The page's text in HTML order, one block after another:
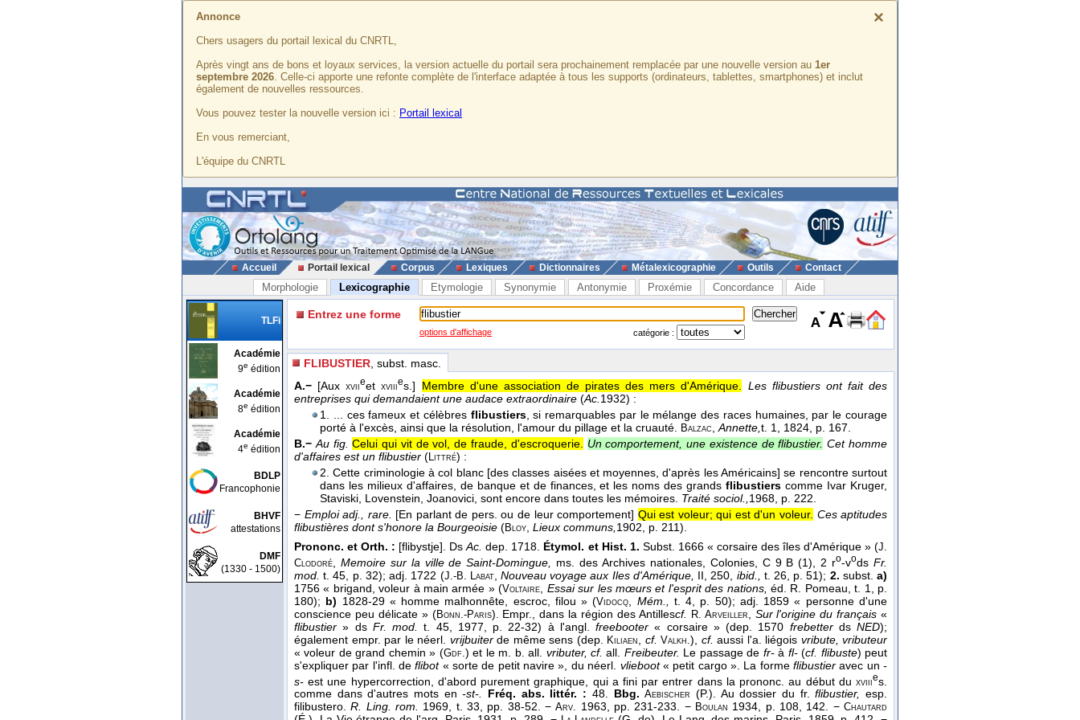
×
Annonce
Chers usagers du portail lexical du CNRTL,
Après vingt ans de bons et loyaux services, la version actuelle du portail sera prochainement remplacée par une nouvelle version au 1er
septembre 2026. Celle-ci apporte une refonte complète de l'interface adaptée à tous les supports (ordinateurs, tablettes, smartphones) et inclut
également de nouvelles ressources.
Vous pouvez tester la nouvelle version ici : Portail lexical
En vous remerciant,
L'équipe du CNRTL
Accueil Portail lexical Corpus Lexiques Dictionnaires Métalexicographie Outils Contact
Morphologie Lexicographie Etymologie Synonymie Antonymie Proxémie Concordance Aide
TLFi
Académie
9e édition
Académie
8e édition
Académie
4e édition
BDLP
Francophonie
BHVF
attestations
DMF
(1330 - 1500)
Entrez une forme
options d'affichage catégorie :
FLIBUSTIER , subst. masc.
A.− [Auxxviieetxviiies.] Membre d'une association de pirates des mers d'Amérique.
Les flibustiers ont fait des
entreprises qui demandaient une audace extraordinaire (Ac. 1932) :
1. ... ces fameux et célèbres flibustiers, si remarquables par le mélange des races humaines, par le courage
porté à l'excès, ainsi que la résolution, l'amour du pillage et la cruauté.
Balzac Annette, t. 1 , 1824 , p. 167.
B.− Au fig. Celui qui vit de vol, de fraude, d'escroquerie. Un comportement, une existence de flibustier. Cet homme
d'affaires est un flibustier (Littré) :
2. Cette criminologie à col blanc [des classes aisées et moyennes, d'après les Américains] se rencontre surtout
dans les milieux d'affaires, de banque et de finances, et les noms des grandsflibustiers comme Ivar Kruger,
Staviski, Lovenstein, Joanovici, sont encore dans toutes les mémoires. Traité sociol., 1968 , p. 222.
− Emploi adj., rare. [En parlant de pers. ou de leur comportement] Qui est voleur; qui est d'un voleur. Ces aptitudes
flibustières dont s'honore la Bourgeoisie (Bloy Lieux communs, 1902 , p. 211).
Prononc. et Orth. : [flibystje]. DsAc. dep. 1718. Étymol. et Hist. 1. Subst. 1666 « corsaire des îles d'Amérique » (J.
Clodoré
Memoire sur la ville de Saint-Domingue, ms. des Archives nationales, Colonies, C 9 B (1), 2 ro-vodsFr.
mod. t. 45, p. 32); adj. 1722 (J.-B. Labat, Nouveau voyage aux Iles d'Amérique, II, 250, ibid., t. 26, p. 51); 2. subst.a)
1756 « brigand, voleur à main armée » (Voltaire Essai sur les mœurs et l'esprit des nations, éd. R. Pomeau, t. 1, p.
180); b) 1828-29 « homme malhonnête, escroc, filou » (Vidocq Mém.,
t. 4, p. 50); adj. 1859 « personne d'une
conscience peu délicate » (Bonn.-Paris). Empr., dans la région des Antillescf. R. Arveiller Sur l'origine du français«
flibustier » ds Fr. mod. t. 45, 1977, p. 22-32) à l'angl. freebooter« corsaire » (dep. 1570 frebetterds NED);
également empr. par le néerl. vrijbuiterde même sens (dep. Kiliaen cf. Valkh. ), cf. aussi l'a. liégois vribute, vributeur
« voleur de grand chemin » (Gdf. ) et le m. b. all. vributer, cf. all. Freibeuter. Le passage de fr-à fl-(cf. flibuste) peut
s'expliquer par l'infl. deflibot« sorte de petit navire », du néerl. vlieboot« petit cargo ». La forme flibustieravec un-
s- est une hypercorrection, d'abord purement graphique, qui a fini par entrer dans la prononc. au début du xviiies.
comme dans d'autres mots en-st-. Fréq. abs. littér. : 48. Bbg.Aebischer (P.). Au dossier du fr.flibustier, esp.
filibustero.R. Ling. rom. 1969, t. 33, pp. 38-52. −Arv. 1963, pp. 231-233. − Boulan 1934, p. 108, 142. −Chautard